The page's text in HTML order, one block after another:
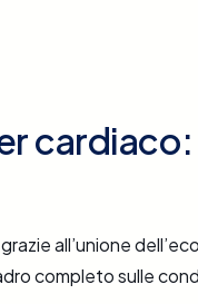
cardiaco:
grazie all’unione
completo sulle